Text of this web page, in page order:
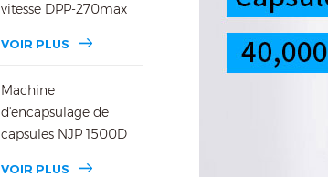
vitesse DPP-270max
VOIR PLUS
Machine
d'encapsulage de
capsules NJP 1500D
VOIR PLUS